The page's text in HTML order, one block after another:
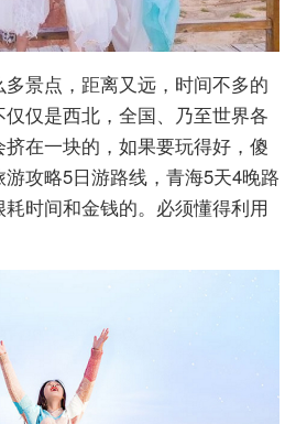
景点，距离又远，时间不多的
仅是西北，全国、乃至世界各
在一块的，如果要玩得好，傻
攻略5日游路线，青海5天4晚路
时间和金钱的。必须懂得利用